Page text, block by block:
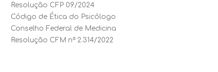
Resolução CFP 09/2024
Código de Ética do Psicólogo
Conselho Federal de Medicina
Resolução CFM nº 2.314/2022